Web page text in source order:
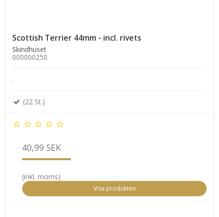
Scottish Terrier 44mm - incl. rivets
Skindhuset
000000250
.
(22 St.)
40,99 SEK
(inkl. moms)
Visa produkten